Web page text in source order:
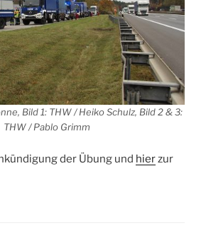
Bild 1: THW / Heiko Schulz, Bild 2 & 3:
THW / Pablo Grimm
der Übung und hierzur